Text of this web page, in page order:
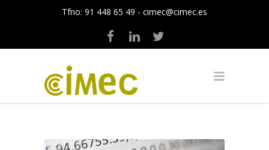
Tfno: 91 448 65 49 - cimec@cimec.es